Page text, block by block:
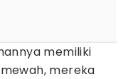
memiliki
mereka